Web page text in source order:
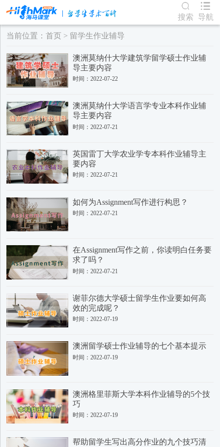
搜索 导航
当前位置：首页 > 留学生作业辅导
​澳洲莫纳什大学建筑学留学硕士作业辅
导主要内容
时间：2022-07-22
​澳洲莫纳什大学语言学专业本科作业辅
导主要内容
时间：2022-07-21
​英国雷丁大学农业学专本科作业辅导主
要内容
时间：2022-07-21
​如何为Assignment写作进行构思？
时间：2022-07-21
​在Assignment写作之前，你读明白任务要
求了吗？
时间：2022-07-21
谢菲尔德大学硕士留学生作业要如何高
效的完成呢？
时间：2022-07-19
澳洲留学硕士作业辅导的七个基本提示
时间：2022-07-19
澳洲格里菲斯大学本科作业辅导的5个技
巧
时间：2022-07-19
帮助留学生写出高分作业的九个技巧清